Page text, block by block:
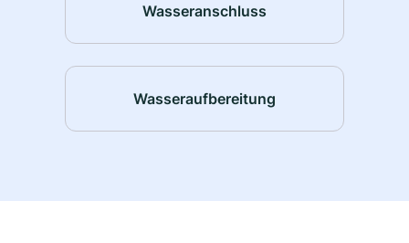
Wasseranschluss
Wasseraufbereitung